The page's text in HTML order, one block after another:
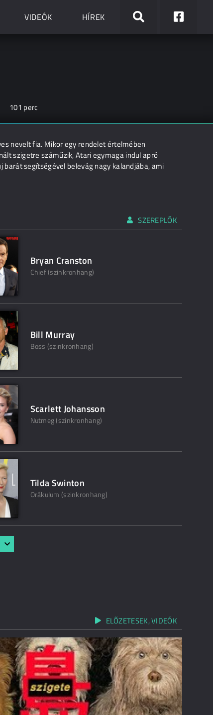
VIDEÓK HÍREK
101 perc
nevelt fia. Mikor egy rendelet értelmében
szigetre száműzik, Atari egymaga indul apró
segítségével belevág nagy kalandjába, ami
SZEREPLŐK
Bryan Cranston
Chief (szinkronhang)
Bill Murray
Boss (szinkronhang)
Scarlett Johansson
Nutmeg (szinkronhang)
Tilda Swinton
Orákulum (szinkronhang)
ELŐZETESEK, VIDEÓK